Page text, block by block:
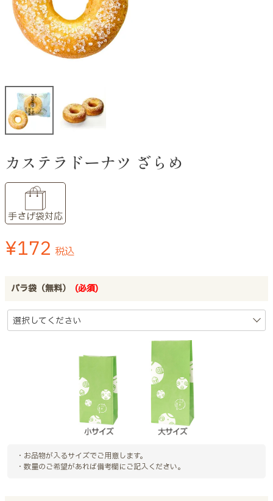
カステラドーナツ ざらめ
手さげ袋対応
¥172 税込
バラ袋（無料） (必須)
・お品物が入るサイズでご用意します。
・数量のご希望があれば備考欄にご記入ください。